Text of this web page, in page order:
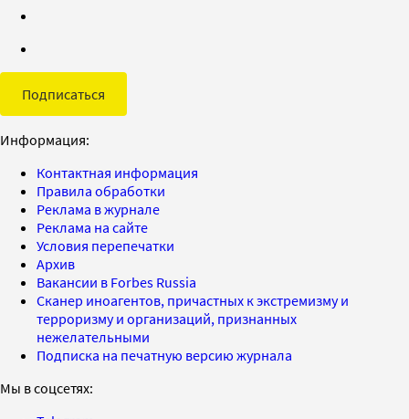
Подписаться
Информация:
Контактная информация
Правила обработки
Реклама в журнале
Реклама на сайте
Условия перепечатки
Архив
Вакансии в Forbes Russia
Сканер иноагентов, причастных к экстремизму и
терроризму и организаций, признанных
нежелательными
Подписка на печатную версию журнала
Мы в соцсетях: